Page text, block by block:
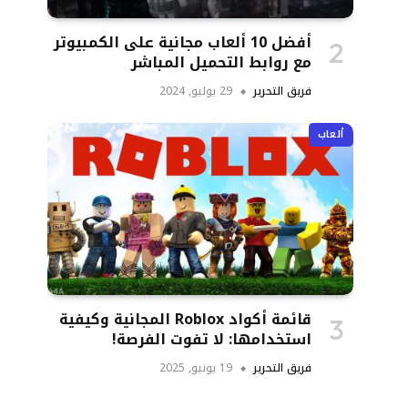
أفضل 10 ألعاب مجانية على الكمبيوتر
مع روابط التحميل المباشر
فريق التحرير 29 يوليو, 2024
ألعاب
قائمة أكواد Roblox المجانية وكيفية
استخدامها: لا تفوت الفرصة!
فريق التحرير 19 يونيو, 2025